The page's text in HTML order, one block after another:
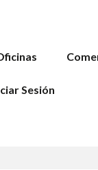
Sesión